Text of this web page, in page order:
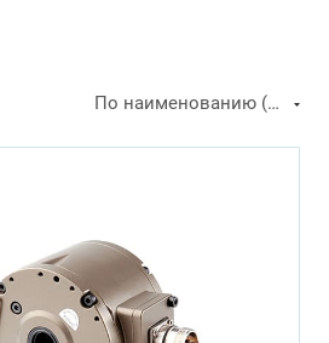
По наименованию (А-Я)